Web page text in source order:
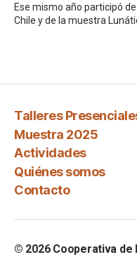
Ese mismo año participó
Chile y de la muestra
Talleres
Muestra 2025
Actividades
Quiénes somos
Contacto
© 2026 Cooperativa de